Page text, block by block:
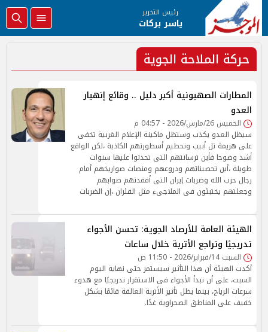
رئيس التحرير
ياسر بركات
حركة الملاحة الجوية
المطارات الصهيونية أكبر دليل .. وقائع إنهيار
العدو
الخميس 26/مارس/2026 - 04:57 م
سيظل العدو يكذب وستظل ماكينة الإعلام الغربية تخفى
على هزيمة تل أبيب وتحطيم أسطورتهم الكاذبة ،لكن الواقع
أشد وضوحا فأين ترسانتهم التى تحدثوا عليها سنوات
طويلة ،أين تحصيناتهم ودروعهم ومنصات صواريخهم أمام
رجال حزب الله وضربات إيران التى أفقدتهم صوابهم
وجعلتهم يختبئون فى الملاجىء مثل الفئران ،إن الضربات
الهيئة العامة للأرصاد الجوية: تحسن الأجواء
تدريجيًا وتراجع الأتربة خلال ساعات
السبت 14/فبراير/2026 - 11:50 ص
أكدت الهيئة أن هذا التأثير سيستمر حتى نهاية اليوم
السبت، على أن تبدأ الأجواء في الاستقرار تدريجيًا مع هدوء
سرعات الرياح، بينما يظل تأثير الأتربة العالقة قائمًا بشكل
خفيف على المناطق الصحراوية غدًا.